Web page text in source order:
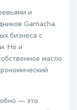
и
Garnacha.
бизнеса с
Но и
масло
— это